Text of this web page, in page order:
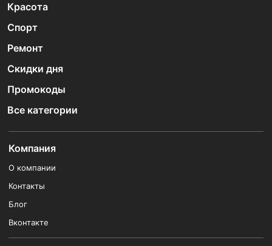
Красота
Спорт
Ремонт
Скидки дня
Промокоды
Все категории
Компания
О компании
Контакты
Блог
Вконтакте